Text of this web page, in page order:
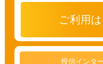
法人・事業主のお客
ご利用
投信インタ